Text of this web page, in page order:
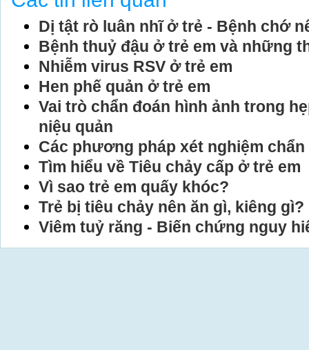
Dị tật rò luân nhĩ ở trẻ - Bệnh chớ
Bệnh thuỷ đậu ở trẻ em và những
Nhiễm virus RSV ở trẻ em
Hen phế quản ở trẻ em
Vai trò chẩn đoán hình ảnh trong
niệu quản
Các phương pháp xét nghiệm chẩn
Tìm hiểu về Tiêu chảy cấp ở trẻ em
Vì sao trẻ em quấy khóc?
Trẻ bị tiêu chảy nên ăn gì, kiêng gì?
Viêm tuỷ răng - Biến chứng nguy